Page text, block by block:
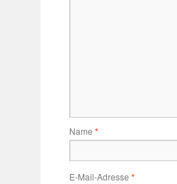
Name *
E-Mail-Adresse *